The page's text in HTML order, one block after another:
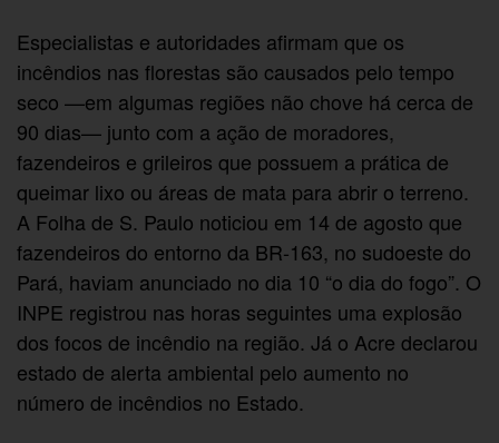
Especialistas e autoridades afirmam que os
incêndios nas florestas são causados pelo tempo
seco —em algumas regiões não chove há cerca de
90 dias— junto com a ação de moradores,
fazendeiros e grileiros que possuem a prática de
queimar lixo ou áreas de mata para abrir o terreno.
A Folha de S. Paulo noticiou em 14 de agosto que
fazendeiros do entorno da BR-163, no sudoeste do
Pará, haviam anunciado no dia 10 “o dia do fogo”. O
INPE registrou nas horas seguintes uma explosão
dos focos de incêndio na região. Já o Acre declarou
estado de alerta ambiental pelo aumento no
número de incêndios no Estado.